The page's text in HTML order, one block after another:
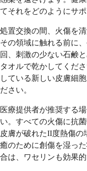
てそれをどのようにサ
処置交換の間、火傷を
その領域に触れる前に
回、刺激の少ない石鹸
タオルで乾かしてくだ
している新しい皮膚細
ださい。
医療提供者が推奨する
い。すべての火傷に抗
皮膚が破れたII度熱傷
癒のために創傷を湿っ
合は、ワセリンも効果的